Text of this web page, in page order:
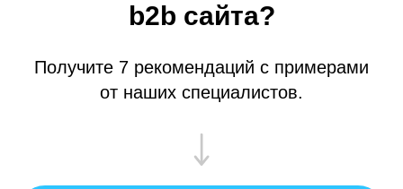
b2b сайта?
Получите 7 рекомендаций с примерами
от наших специалистов.